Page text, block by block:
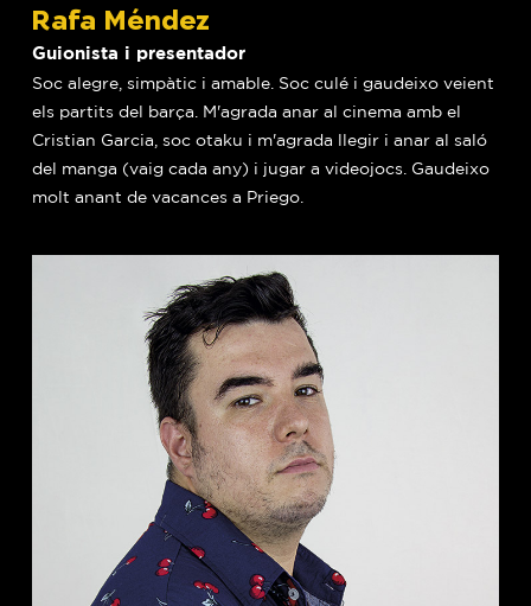
Rafa Méndez
Guionista i presentador
Soc alegre, simpàtic i amable. Soc culé i gaudeixo veient
els partits del barça. M'agrada anar al cinema amb el
Cristian Garcia, soc otaku i m'agrada llegir i anar al saló
del manga (vaig cada any) i jugar a videojocs. Gaudeixo
molt anant de vacances a Priego.